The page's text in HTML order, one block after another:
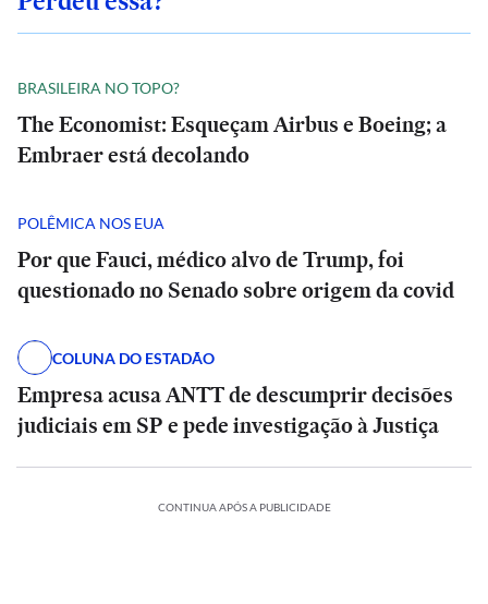
BRASILEIRA NO TOPO?
The Economist: Esqueçam Airbus e Boeing; a
Embraer está decolando
POLÊMICA NOS EUA
Por que Fauci, médico alvo de Trump, foi
questionado no Senado sobre origem da covid
COLUNA DO ESTADÃO
Empresa acusa ANTT de descumprir decisões
judiciais em SP e pede investigação à Justiça
CONTINUA APÓS A PUBLICIDADE